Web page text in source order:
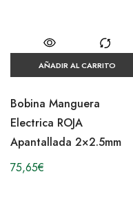
AÑADIR AL CARRITO
Bobina Manguera
Electrica ROJA
Apantallada 2×2.5mm
75,65€